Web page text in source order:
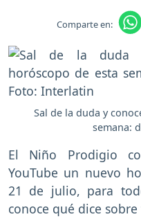
Comparte en:
Sal de la duda y
semana:
El Niño Prodigio
YouTube un nuevo
21 de julio, para
conoce qué dice sobre